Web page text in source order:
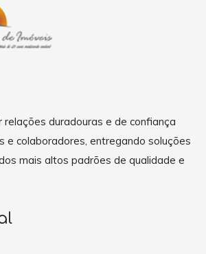
relações duradouras e de confiança
e colaboradores, entregando soluções
mais altos padrões de qualidade e